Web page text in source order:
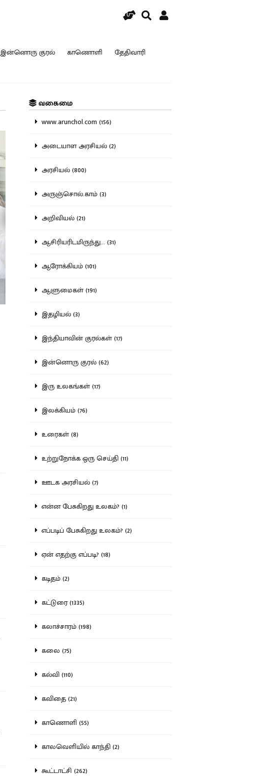
இன்னொரு குரல் காணொளி தேதிவாரி
வகைமை
www.arunchol.com (156)
அடையாள அரசியல் (2)
அரசியல் (800)
அருஞ்சொல்.காம் (3)
அறிவியல் (21)
ஆசிரியரிடமிருந்து... (31)
ஆரோக்கியம் (101)
ஆளுமைகள் (191)
இதழியல் (3)
இந்தியாவின் குரல்கள் (17)
இன்னொரு குரல் (62)
இரு உலகங்கள் (17)
இலக்கியம் (76)
உரைகள் (8)
உற்றுநோக்க ஒரு செய்தி (11)
ஊடக அரசியல் (7)
என்ன பேசுகிறது உலகம்? (1)
எப்படிப் பேசுகிறது உலகம்? (2)
ஏன் எதற்கு எப்படி? (18)
கடிதம் (2)
கட்டுரை (1335)
கலாச்சாரம் (198)
கலை (75)
கல்வி (110)
கவிதை (21)
காணொளி (55)
காலவெளியில் காந்தி (2)
கூட்டாட்சி (262)